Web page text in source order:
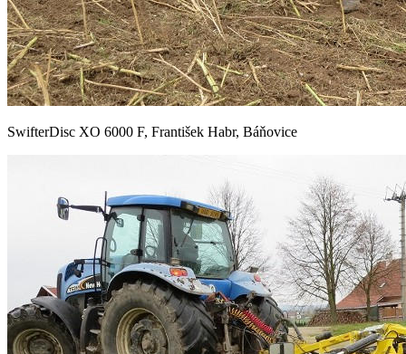
SwifterDisc XO 6000 F, František Habr, Báňovice